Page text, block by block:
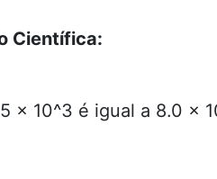
Científica:
× 10^3 é igual a 8.0 ×